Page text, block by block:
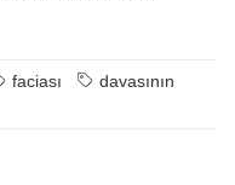
faciası
davasının